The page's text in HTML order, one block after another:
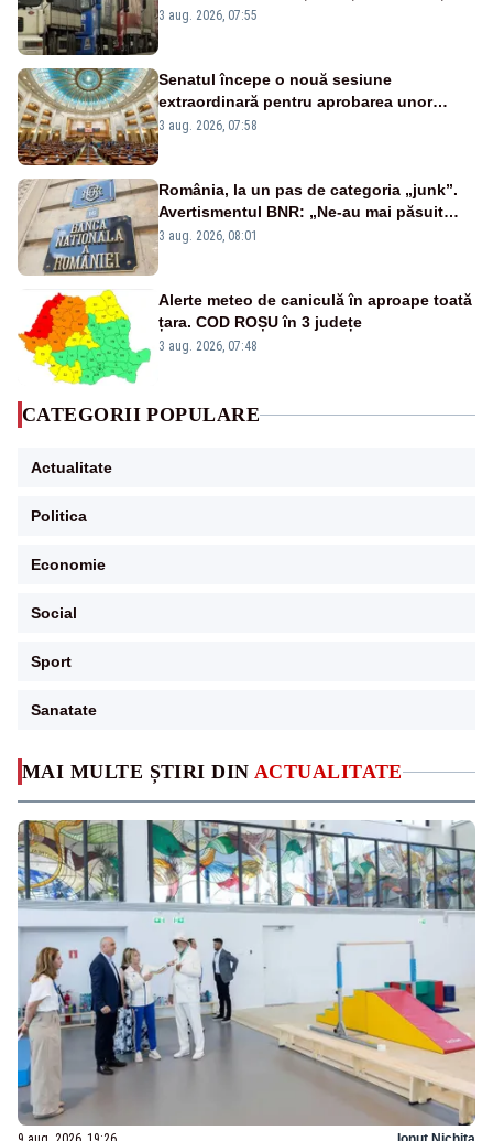
MAI MULTE ȘTIRI DIN ACTUALITATE
este interzisă luni, între orele 12:00 și
3 aug. 2026, 07:55
Senatul începe o nouă sesiune
extraordinară pentru aprobarea unor
jaloane din PNRR
3 aug. 2026, 07:58
România, la un pas de categoria „junk”.
Avertismentul BNR: „Ne-au mai păsuit
pentru câteva luni”
3 aug. 2026, 08:01
Alerte meteo de caniculă în aproape toată
țara. COD ROȘU în 3 județe
3 aug. 2026, 07:48
CATEGORII POPULARE
Actualitate
Politica
Economie
Social
Sport
Sanatate